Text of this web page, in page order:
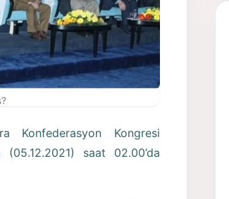
Konfederasyon Kongresi
saat 02.00’da